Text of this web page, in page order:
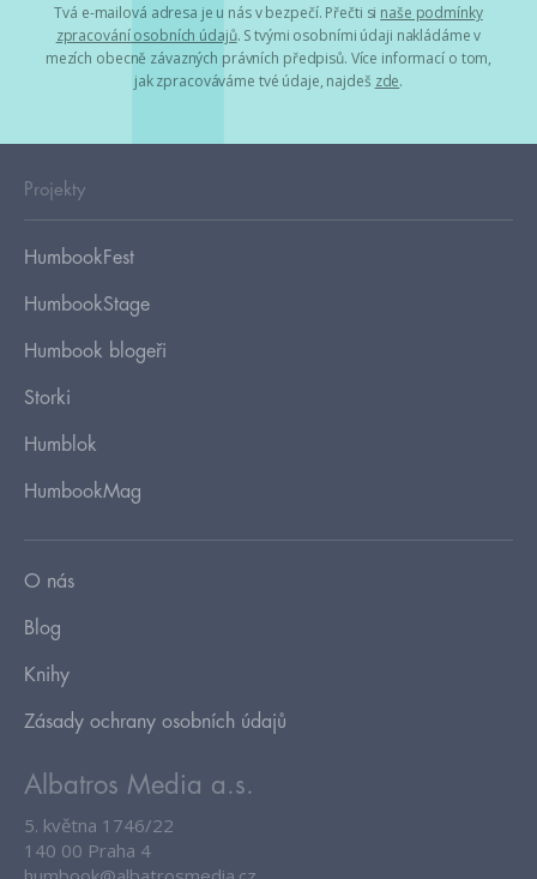
Tvá e-mailová adresa je u nás v bezpečí. Přečti si naše podmínky
zpracování osobních údajů. S tvými osobními údaji nakládáme v
mezích obecně závazných právních předpisů. Více informací o tom,
jak zpracováváme tvé údaje, najdeš zde.
Projekty
HumbookFest
HumbookStage
Humbook blogeři
Storki
Humblok
HumbookMag
O nás
Blog
Knihy
Zásady ochrany osobních údajů
Albatros Media a.s.
5. května 1746/22
140 00 Praha 4